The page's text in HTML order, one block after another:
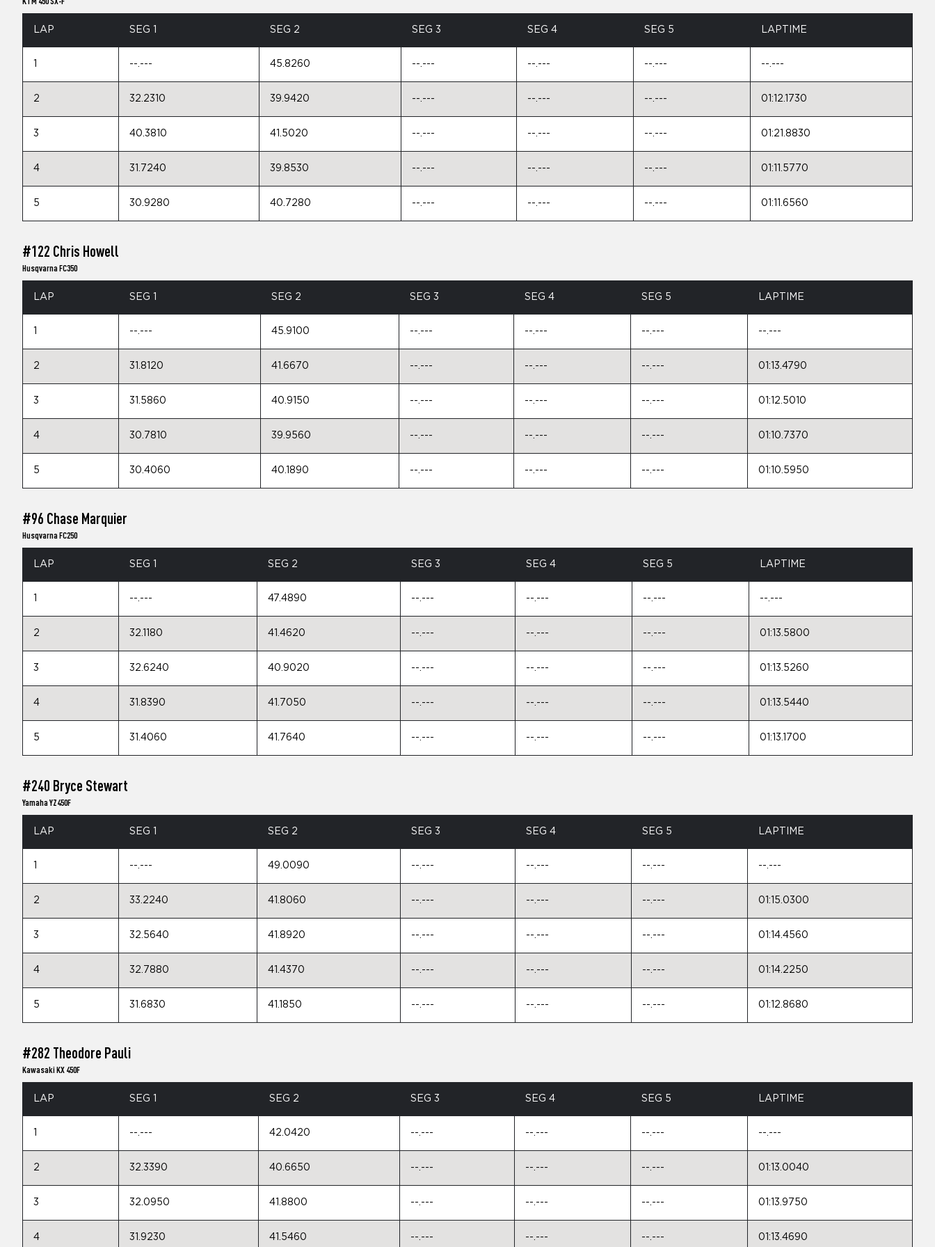
LAP SEG 1 SEG 2 SEG 3 SEG 4 SEG 5 LAPTIME
--.--- 45.8260 --.--- --.--- --.--- --.---
2 32.2310 39.9420 --.--- --.--- --.--- 01:12.1730
3 40.3810 41.5020 --.--- --.--- --.--- 01:21.8830
4 31.7240 39.8530 --.--- --.--- --.--- 01:11.5770
5 30.9280 40.7280 --.--- --.--- --.--- 01:11.6560
#122 Chris Howell
Husqvarna FC350
LAP SEG 1 SEG 2 SEG 3 SEG 4 SEG 5 LAPTIME
--.--- 45.9100 --.--- --.--- --.--- --.---
2 31.8120 41.6670 --.--- --.--- --.--- 01:13.4790
3 31.5860 40.9150 --.--- --.--- --.--- 01:12.5010
4 30.7810 39.9560 --.--- --.--- --.--- 01:10.7370
5 30.4060 40.1890 --.--- --.--- --.--- 01:10.5950
#96 Chase Marquier
Husqvarna FC250
LAP SEG 1 SEG 2 SEG 3 SEG 4 SEG 5 LAPTIME
--.--- 47.4890 --.--- --.--- --.--- --.---
2 32.1180 41.4620 --.--- --.--- --.--- 01:13.5800
3 32.6240 40.9020 --.--- --.--- --.--- 01:13.5260
4 31.8390 41.7050 --.--- --.--- --.--- 01:13.5440
5 31.4060 41.7640 --.--- --.--- --.--- 01:13.1700
#240 Bryce Stewart
Yamaha YZ450F
LAP SEG 1 SEG 2 SEG 3 SEG 4 SEG 5 LAPTIME
--.--- 49.0090 --.--- --.--- --.--- --.---
2 33.2240 41.8060 --.--- --.--- --.--- 01:15.0300
3 32.5640 41.8920 --.--- --.--- --.--- 01:14.4560
4 32.7880 41.4370 --.--- --.--- --.--- 01:14.2250
5 31.6830 41.1850 --.--- --.--- --.--- 01:12.8680
#282 Theodore Pauli
Kawasaki KX 450F
LAP SEG 1 SEG 2 SEG 3 SEG 4 SEG 5 LAPTIME
--.--- 42.0420 --.--- --.--- --.--- --.---
2 32.3390 40.6650 --.--- --.--- --.--- 01:13.0040
3 32.0950 41.8800 --.--- --.--- --.--- 01:13.9750
4 31.9230 41.5460 --.--- --.--- --.--- 01:13.4690